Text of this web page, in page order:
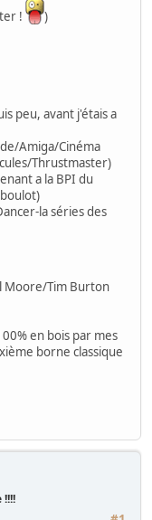
!
)
peu, avant j'étais a
Amiga/Cinéma
Thrustmaster)
a la BPI du
la séries des
Moore/Tim Burton
en bois par mes
borne classique